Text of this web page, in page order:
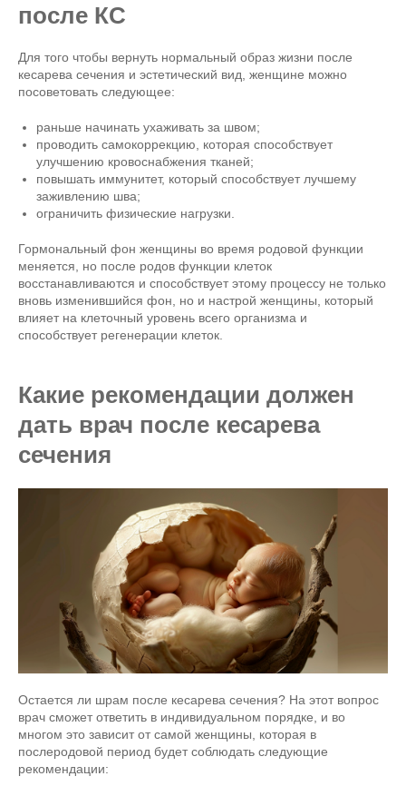
после КС
Для того чтобы вернуть нормальный образ жизни после
кесарева сечения и эстетический вид, женщине можно
посоветовать следующее:
раньше начинать ухаживать за швом;
проводить самокоррекцию, которая способствует
улучшению кровоснабжения тканей;
повышать иммунитет, который способствует лучшему
заживлению шва;
ограничить физические нагрузки.
Гормональный фон женщины во время родовой функции
меняется, но после родов функции клеток
восстанавливаются и способствует этому процессу не только
вновь изменившийся фон, но и настрой женщины, который
влияет на клеточный уровень всего организма и
способствует регенерации клеток.
Какие рекомендации должен
дать врач после кесарева
сечения
Остается ли шрам после кесарева сечения? На этот вопрос
врач сможет ответить в индивидуальном порядке, и во
многом это зависит от самой женщины, которая в
послеродовой период будет соблюдать следующие
рекомендации: